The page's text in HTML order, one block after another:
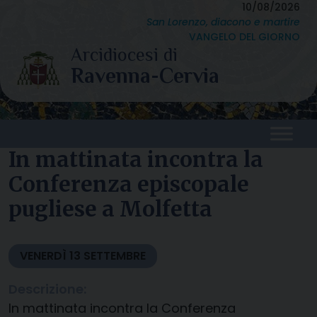
content
10/08/2026
San Lorenzo, diacono e martire
VANGELO DEL GIORNO
In mattinata incontra la
Conferenza episcopale
pugliese a Molfetta
VENERDÌ 13 SETTEMBRE
In mattinata incontra la Conferenza